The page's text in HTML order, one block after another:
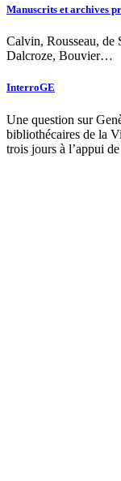
Manuscrits et archives
Calvin, Rousseau, de
Dalcroze, Bouvier…
InterroGE
Une question sur
bibliothécaires de la
trois jours à l’appui